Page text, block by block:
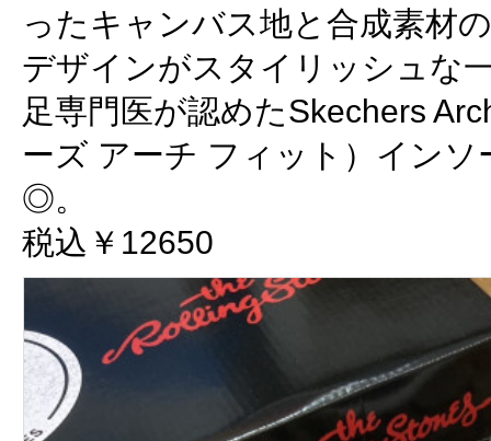
ったキャンバス地と合成素材
デザインがスタイリッシュな
足専門医が認めたSkechers
ーズ アーチ フィット）インソ
◎。
税込￥12650